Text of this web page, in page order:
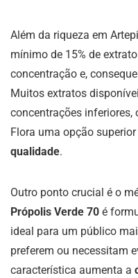
Além da riqueza em
mínimo de 15% de
concentração e,
Muitos extratos
concentrações inferiores,
Flora uma opção
qualidade.
Outro ponto crucial é o
Própolis Verde 70 é
ideal para um público
preferem ou necessitam
característica aumenta a